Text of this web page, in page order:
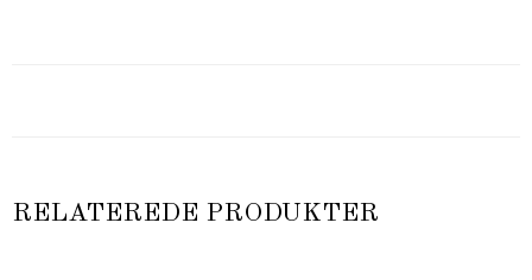
RELATEREDE PRODUKTER